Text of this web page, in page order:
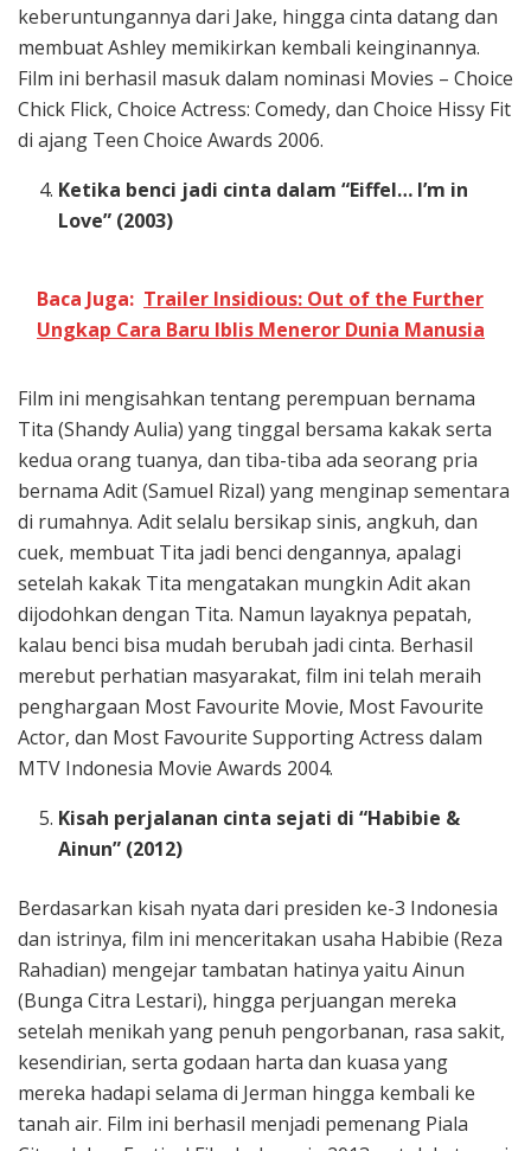
keberuntungannya dari Jake, hingga cinta datang dan
membuat Ashley memikirkan kembali keinginannya.
Film ini berhasil masuk dalam nominasi Movies – Choice
Chick Flick, Choice Actress: Comedy, dan Choice Hissy Fit
di ajang Teen Choice Awards 2006.
Ketika benci jadi cinta dalam “Eiffel… I’m in
Love” (2003)
Baca Juga: Trailer Insidious: Out of the Further
Ungkap Cara Baru Iblis Meneror Dunia Manusia
Film ini mengisahkan tentang perempuan bernama
Tita (Shandy Aulia) yang tinggal bersama kakak serta
kedua orang tuanya, dan tiba-tiba ada seorang pria
bernama Adit (Samuel Rizal) yang menginap sementara
di rumahnya. Adit selalu bersikap sinis, angkuh, dan
cuek, membuat Tita jadi benci dengannya, apalagi
setelah kakak Tita mengatakan mungkin Adit akan
dijodohkan dengan Tita. Namun layaknya pepatah,
kalau benci bisa mudah berubah jadi cinta. Berhasil
merebut perhatian masyarakat, film ini telah meraih
penghargaan Most Favourite Movie, Most Favourite
Actor, dan Most Favourite Supporting Actress dalam
MTV Indonesia Movie Awards 2004.
Kisah perjalanan cinta sejati di “Habibie &
Ainun” (2012)
Berdasarkan kisah nyata dari presiden ke-3 Indonesia
dan istrinya, film ini menceritakan usaha Habibie (Reza
Rahadian) mengejar tambatan hatinya yaitu Ainun
(Bunga Citra Lestari), hingga perjuangan mereka
setelah menikah yang penuh pengorbanan, rasa sakit,
kesendirian, serta godaan harta dan kuasa yang
mereka hadapi selama di Jerman hingga kembali ke
tanah air. Film ini berhasil menjadi pemenang Piala